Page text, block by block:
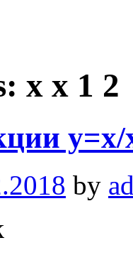
x x 1 2
y=x/
by